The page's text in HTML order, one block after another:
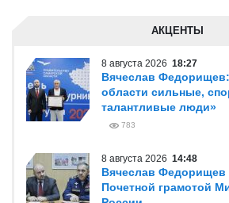
АКЦЕНТЫ
8 августа 2026 18:27
Вячеслав
области сильные,
талантливые люди»
783
8 августа 2026 14:48
Вячеслав Федорищев
Почетной грамотой